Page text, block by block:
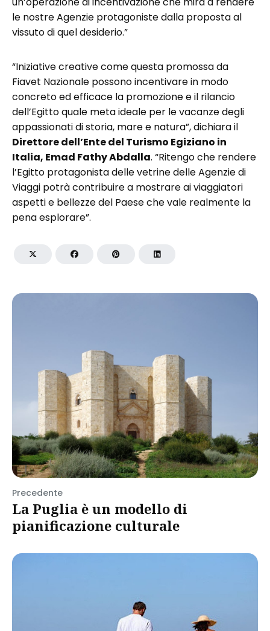
le nostre Agenzie protagoniste dalla proposta al
vissuto di quel desiderio.”
“Iniziative creative come questa promossa da
Fiavet Nazionale possono incentivare in modo
concreto ed efficace la promozione e il rilancio
dell’Egitto quale meta ideale per le vacanze degli
appassionati di storia, mare e natura”, dichiara il
Direttore dell’Ente del Turismo Egiziano in
Italia, Emad Fathy Abdalla. “Ritengo che rendere
l’Egitto protagonista delle vetrine delle Agenzie di
Viaggi potrà contribuire a mostrare ai viaggiatori
aspetti e bellezze del Paese che vale realmente la
pena esplorare”.
Precedente
La Puglia è un modello di
pianificazione culturale